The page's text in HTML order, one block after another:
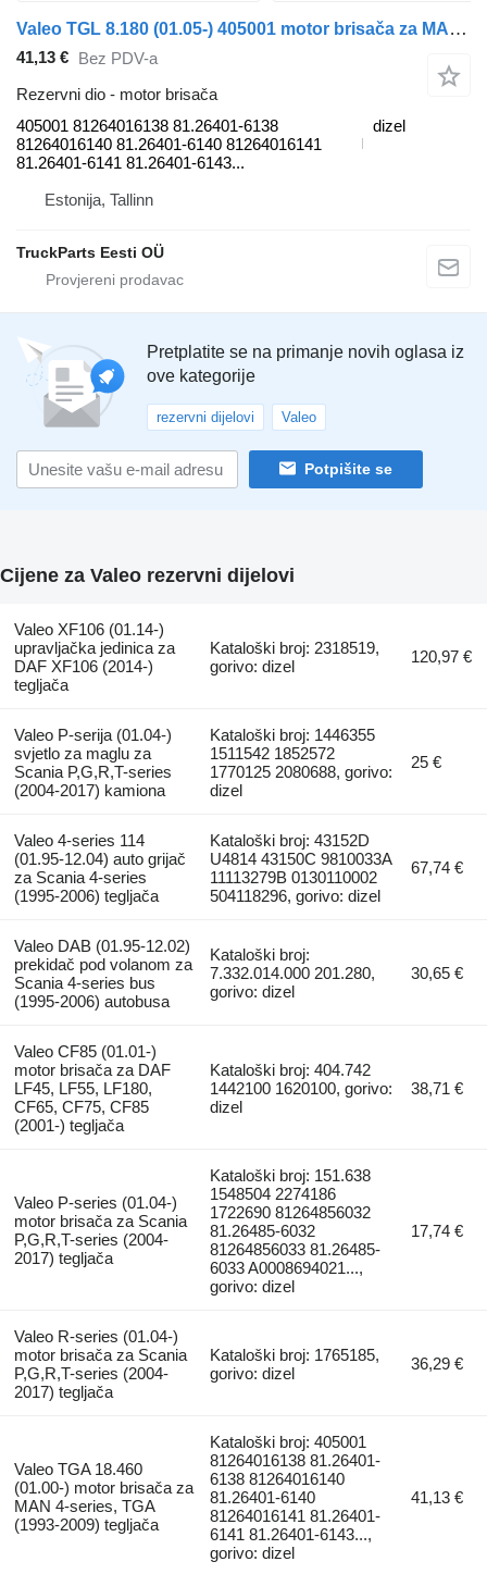
Valeo TGL 8.180 (01.05-) 405001 motor brisača za MAN TGL, TGM, TGS, TGX (2005-2021) tegljača
41,13 € Bez PDV-a
Rezervni dio - motor brisača
405001 81264016138 81.26401-6138
81264016140 81.26401-6140 81264016141
81.26401-6141 81.26401-6143...
dizel
Estonija, Tallinn
TruckParts Eesti OÜ
Pretplatite se na primanje novih oglasa iz
ove kategorije
rezervni dijelovi Valeo
Potpišite se
Cijene za Valeo rezervni dijelovi
Valeo XF106 (01.14-)
upravljačka jedinica za
DAF XF106 (2014-)
tegljača
Kataloški broj: 2318519,
gorivo: dizel
120,97 €
Valeo P-serija (01.04-)
svjetlo za maglu za
Scania P,G,R,T-series
(2004-2017) kamiona
Kataloški broj: 1446355
1511542 1852572
1770125 2080688, gorivo:
dizel
25 €
Valeo 4-series 114
(01.95-12.04) auto grijač
za Scania 4-series
(1995-2006) tegljača
Kataloški broj: 43152D
U4814 43150C 9810033A
11113279B 0130110002
504118296, gorivo: dizel
67,74 €
Valeo DAB (01.95-12.02)
prekidač pod volanom za
Scania 4-series bus
(1995-2006) autobusa
Kataloški broj:
7.332.014.000 201.280,
gorivo: dizel
30,65 €
Valeo CF85 (01.01-)
motor brisača za DAF
LF45, LF55, LF180,
CF65, CF75, CF85
(2001-) tegljača
Kataloški broj: 404.742
1442100 1620100, gorivo:
dizel
38,71 €
Valeo P-series (01.04-)
motor brisača za Scania
P,G,R,T-series (2004-
2017) tegljača
Kataloški broj: 151.638
1548504 2274186
1722690 81264856032
81.26485-6032
81264856033 81.26485-
6033 A0008694021...,
gorivo: dizel
17,74 €
Valeo R-series (01.04-)
motor brisača za Scania
P,G,R,T-series (2004-
2017) tegljača
Kataloški broj: 1765185,
gorivo: dizel
36,29 €
Valeo TGA 18.460
(01.00-) motor brisača za
MAN 4-series, TGA
(1993-2009) tegljača
Kataloški broj: 405001
81264016138 81.26401-
6138 81264016140
81.26401-6140
81264016141 81.26401-
6141 81.26401-6143...,
gorivo: dizel
41,13 €